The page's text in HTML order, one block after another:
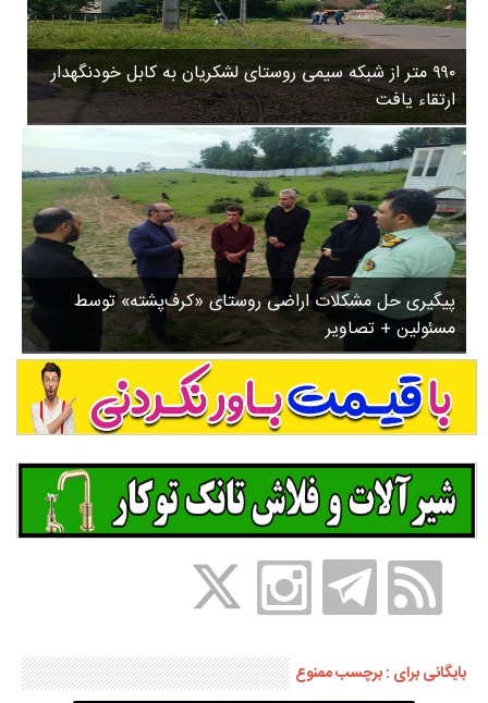
روستاها
ورزشی
سیاسی
چندرسانه ای
مسیر گردشگری دیلمان
درباره ما
۹۹۰ متر از شبکه سیمی روستای لشکریان به کابل خودنگهدار
ارتقاء یافت
پیگیری حل مشکلات اراضی روستای «کرف‌پشته» توسط
مسئولین + تصاویر
۳
۵
۸
ب
ا
ز
ن
ش
س
ت
ش
د
.
بایگانی برای : برچسب ممنوع